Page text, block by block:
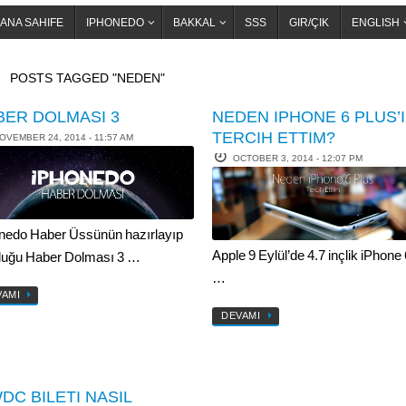
ANA SAHIFE IPHONEDO BAKKAL SSS GIR/ÇIK ENGLISH
POSTS TAGGED "NEDEN"
DOLMASI 3
24, 2014 - 11:57 AM
Haber Üssünün hazırlayıp
Haber Dolması 3 …
NEDEN IPHONE 6 PLUS’I
TERCIH ETTIM?
OCTOBER 3, 2014 - 12:07 PM
Apple 9 Eylül’de 4.7 inçlik iPhone
…
DEVAMI
BILETI NASIL